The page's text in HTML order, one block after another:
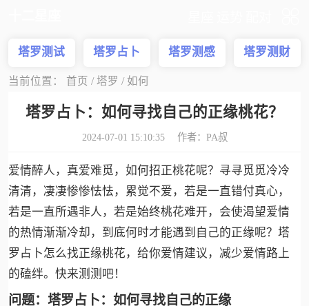
塔罗测试 塔罗占卜 塔罗测感 塔罗测财
当前位置： 首页 /塔罗 /如何
塔罗占卜：如何寻找自己的正缘桃花？
2024-07-01 15:10:35 作者： PA叔
爱情醉人，真爱难觅，如何招正桃花呢？寻寻觅觅冷冷
清清，凄凄惨惨怯怯，累觉不爱，若是一直错付真心，
若是一直所遇非人，若是始终桃花难开，会使渴望爱情
的热情渐渐冷却，到底何时才能遇到自己的正缘呢？塔
罗占卜怎么找正缘桃花，给你爱情建议，减少爱情路上
的磕绊。快来测测吧！
问题：塔罗占卜：如何寻找自己的正缘